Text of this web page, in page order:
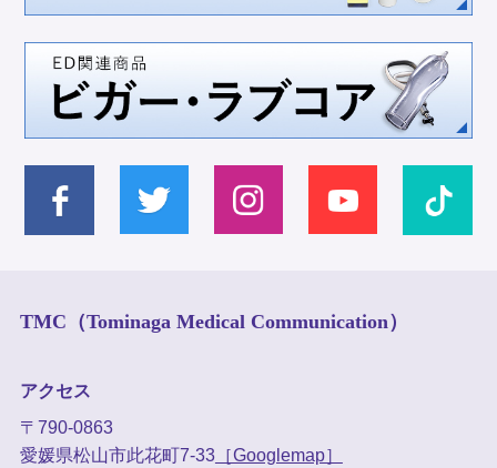
TMC（Tominaga Medical Communication）
アクセス
〒790-0863
愛媛県松山市此花町7-33［Googlemap］